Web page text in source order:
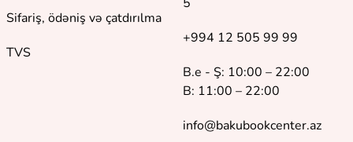
Sifariş, ödəniş və çatdırılma
TVS
+994 12 505 99 99
B.e - Ş: 10:00 – 22:00
B: 11:00 – 22:00
info@bakubookcenter.az